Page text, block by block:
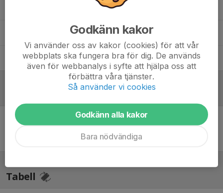
Ansvarig Tränare
Ledare
Johan MellströmMålvaktstränare/ Ekonomiansvarig/Sisu
Inget referat skrivet
Tabell
Godkänn kakor
Vi använder oss av kakor (cookies) för att vår
webbplats ska fungera bra för dig. De används
även för webbanalys i syfte att hjälpa oss att
förbättra våra tjänster.
Så använder vi cookies
Godkänn alla kakor
Bara nödvändiga